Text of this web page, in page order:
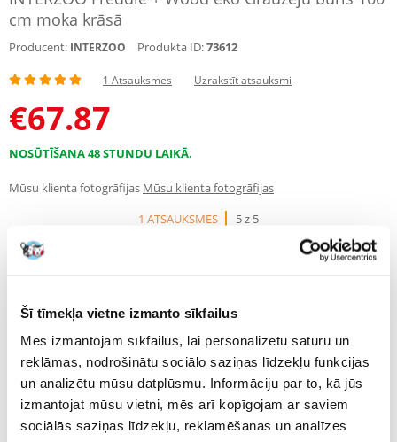
Šī tīmekļa vietne izmanto sīkfailus
Mēs izmantojam sīkfailus, lai personalizētu saturu un
reklāmas, nodrošinātu sociālo saziņas līdzekļu funkcijas
un analizētu mūsu datplūsmu. Informāciju par to, kā jūs
izmantojat mūsu vietni, mēs arī kopīgojam ar saviem
sociālās saziņas līdzekļu, reklamēšanas un analīzes
cm moka krāsā
Producent: INTERZOO Produkta ID:73612
1 Atsauksmes Uzrakstīt atsauksmi
€67.87
NOSŪTĪŠANA 48 STUNDU LAIKĀ.
Mūsu klienta fotogrāfijas Mūsu klienta fotogrāfijas
1 ATSAUKSMES
5 z 5
100%
100% KLIENTU IESAKA ŠO PRODUKTU